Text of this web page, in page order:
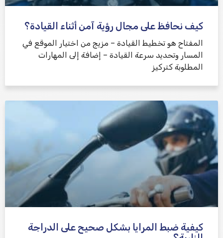
كيف نحافظ على مجال رؤية آمن أثناء القيادة؟
المفتاح هو تخطيط القيادة – مزيج من اختيار الموقع في
المسار وتحديد سرعة القيادة – إضافة إلى المهارات
المطلوبة كتركيز
كيفية ضبط المرايا بشكل صحيح على الدراجة